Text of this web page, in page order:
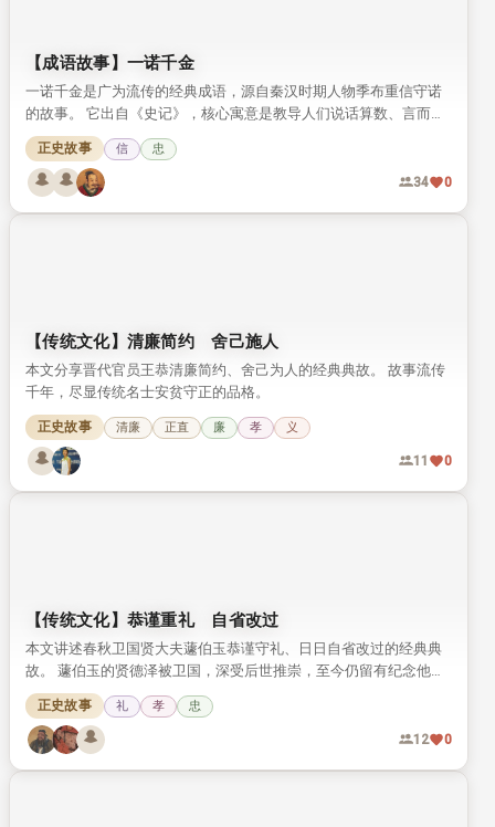
【成语故事】一诺千金
一诺千金是广为流传的经典成语，源自秦汉时期人物季布重信守诺
的故事。 它出自《史记》，核心寓意是教导人们说话算数、言而有
信。
正史故事 信 忠
34 0
【传统文化】清廉简约 舍己施人
本文分享晋代官员王恭清廉简约、舍己为人的经典典故。 故事流传
千年，尽显传统名士安贫守正的品格。
正史故事 清廉 正直 廉 孝 义
11 0
【传统文化】恭谨重礼 自省改过
本文讲述春秋卫国贤大夫蘧伯玉恭谨守礼、日日自省改过的经典典
故。 蘧伯玉的贤德泽被卫国，深受后世推崇，至今仍留有纪念他的
相关遗迹。
正史故事 礼 孝 忠
12 0